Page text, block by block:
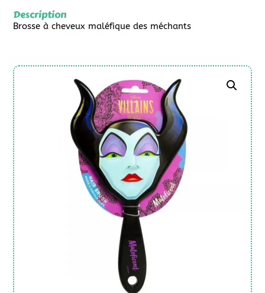
Description
Brosse à cheveux maléfique des méchants